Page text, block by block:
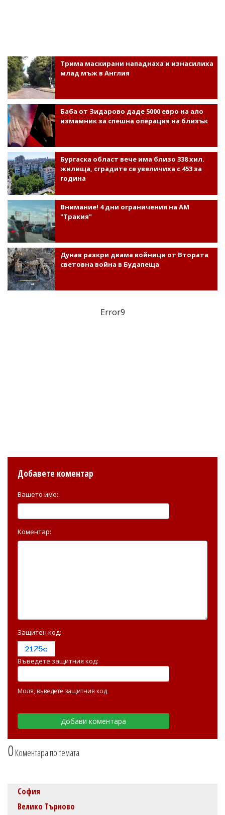
Трима маскирани нападнаха и изнасилиха
млад мъж в Англия
Баба от Зидарово даде 5000 евро на ало
измамник за спешна операция на близък
Бургаска област вече има близо 338 хил.
жилища, сградите се увеличиха с 453 за
година
Внимание! 4 дни ограничения на АМ
"Тракия"
Дунав разкри двама войници от Втората
световна война в Будапеща
Error9
0Коментара по темата
Добавете коментар
Вашето име:
Коментар:
Защитен код:
Въведете защитния код:
Моля, въведете защитния код
София
Велико Търново